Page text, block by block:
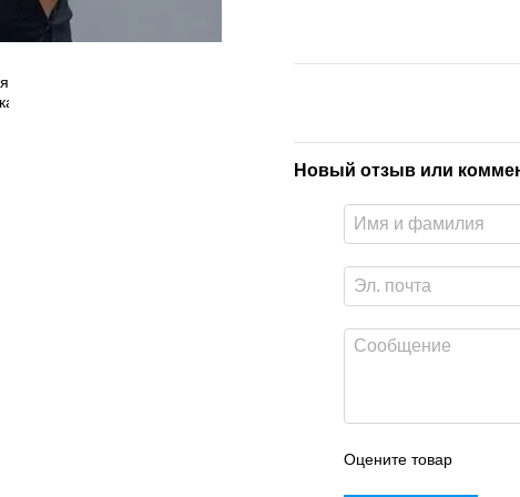
Новый отзыв или
Оцените товар